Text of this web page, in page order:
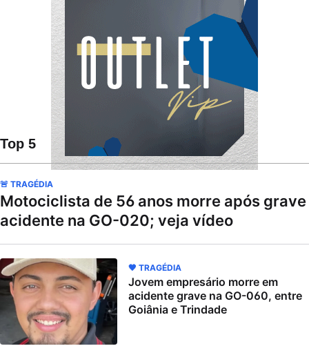
Top 5
🚨 TRAGÉDIA
Motociclista de 56 anos morre após grave
acidente na GO-020; veja vídeo
🖤 TRAGÉDIA
Jovem empresário morre em
acidente grave na GO-060, entre
Goiânia e Trindade